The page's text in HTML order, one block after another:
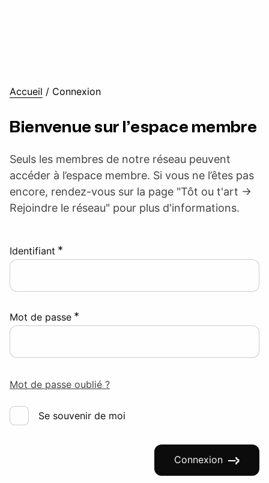
Accueil / Connexion
Bienvenue sur l’espace membre
Seuls les membres de notre réseau peuvent
accéder à l’espace membre. Si vous ne l’êtes pas
encore, rendez-vous sur la page "Tôt ou t'art ->
Rejoindre le réseau" pour plus d'informations.
Identifiant *
Mot de passe *
Mot de passe oublié ?
Se souvenir de moi
Connexion